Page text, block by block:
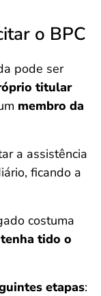
o BPC
pode ser
titular
membro da
a assistência
ficando a
costuma
tido o
etapas: